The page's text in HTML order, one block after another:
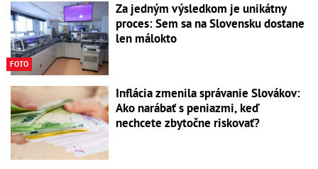
FOTO
Za jedným výsledkom je unikátny
proces: Sem sa na Slovensku dostane
len málokto
Inflácia zmenila správanie Slovákov:
Ako narábať s peniazmi, keď
nechcete zbytočne riskovať?